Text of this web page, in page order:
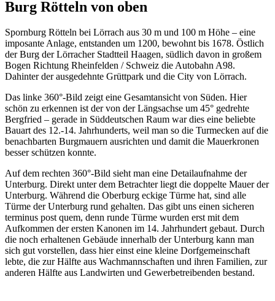
Burg Rötteln von oben
Spornburg Rötteln bei Lörrach aus 30 m und 100 m Höhe – eine
imposante Anlage, entstanden um 1200, bewohnt bis 1678. Östlich
der Burg der Lörracher Stadtteil Haagen, südlich davon in großem
Bogen Richtung Rheinfelden / Schweiz die Autobahn A98.
Dahinter der ausgedehnte Grüttpark und die City von Lörrach.
Das linke 360°-Bild zeigt eine Gesamtansicht von Süden. Hier
schön zu erkennen ist der von der Längsachse um 45° gedrehte
Bergfried – gerade in Süddeutschen Raum war dies eine beliebte
Bauart des 12.-14. Jahrhunderts, weil man so die Turmecken auf die
benachbarten Burgmauern ausrichten und damit die Mauerkronen
besser schützen konnte.
Auf dem rechten 360°-Bild sieht man eine Detailaufnahme der
Unterburg. Direkt unter dem Betrachter liegt die doppelte Mauer der
Unterburg. Während die Oberburg eckige Türme hat, sind alle
Türme der Unterburg rund gehalten. Das gibt uns einen sicheren
terminus post quem, denn runde Türme wurden erst mit dem
Aufkommen der ersten Kanonen im 14. Jahrhundert gebaut. Durch
die noch erhaltenen Gebäude innerhalb der Unterburg kann man
sich gut vorstellen, dass hier einst eine kleine Dorfgemeinschaft
lebte, die zur Hälfte aus Wachmannschaften und ihren Familien, zur
anderen Hälfte aus Landwirten und Gewerbetreibenden bestand.